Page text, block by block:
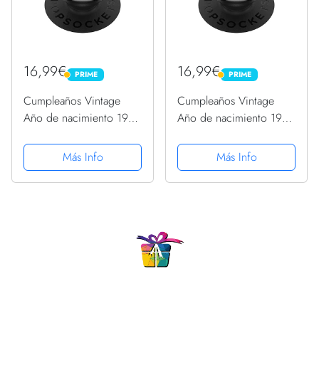
16,99€ PRIME
PRIME
Cumpleaños Vintage
Año de nacimiento 1951
PopSockets PopGrip
Intercambiable
Más Info
16,99€ PRIME
PRIME
Cumpleaños Vintage
Año de nacimiento 1951
PopSockets PopGrip
Intercambiable
Más Info